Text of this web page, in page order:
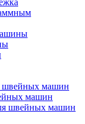
швейных машин
машин
швейных машин